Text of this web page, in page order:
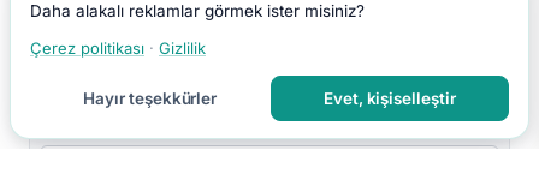
Daha alakalı reklamlar görmek ister misiniz?
Çerez politikası · Gizlilik
Hayır teşekkürler Evet, kişiselleştir